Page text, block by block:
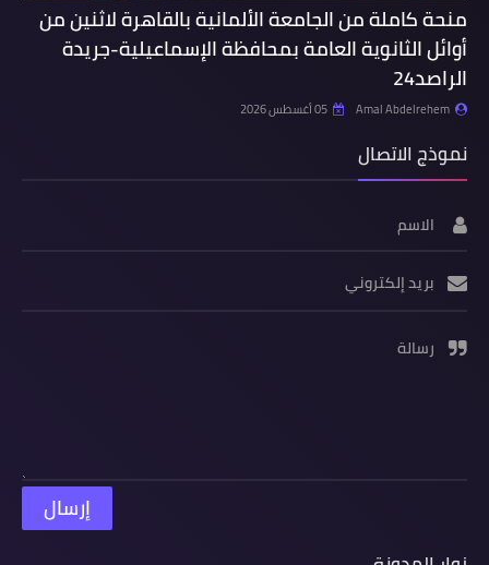
منحة كاملة من الجامعة الألمانية بالقاهرة لاثنين من
أوائل الثانوية العامة بمحافظة الإسماعيلية-جريدة
الراصد24
Amal Abdelrehem 05 أغسطس 2026
نموذج الاتصال
الاسم
بريد إلكتروني
رسالة